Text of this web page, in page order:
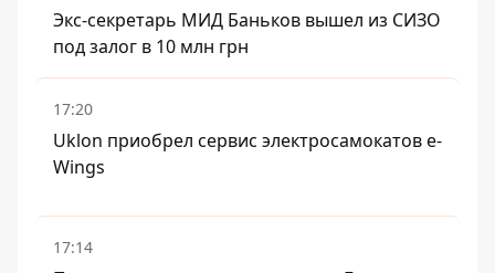
Экс-секретарь МИД Баньков вышел из СИЗО
под залог в 10 млн грн
17:20
Uklon приобрел сервис электросамокатов e-
Wings
17:14